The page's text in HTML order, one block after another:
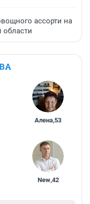
ассорти на
области
Алена,53
New,42